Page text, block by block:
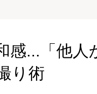
...「他人
り術